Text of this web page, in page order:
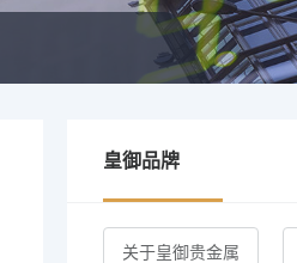
皇御品牌
关于皇御贵金属